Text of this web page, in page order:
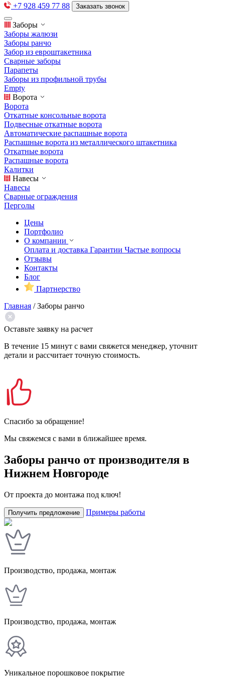
+7 928 459 77 88 Заказать звонок
Заборы
Заборы жалюзи
Заборы ранчо
Забор из евроштакетника
Сварные заборы
Парапеты
Заборы из профильной трубы
Empty
Ворота
Ворота
Откатные консольные ворота
Подвесные откатные ворота
Автоматические распашные ворота
Распашные ворота из металлического штакетника
Откатные ворота
Распашные ворота
Калитки
Навесы
Навесы
Сварные ограждения
Перголы
Цены
Портфолио
О компании
Оплата и доставка Гарантии Частые вопросы
Отзывы
Контакты
Блог
Партнерство
Главная /Заборы ранчо
Оставьте заявку на расчет
В течение 15 минут с вами свяжется менеджер, уточнит
детали и рассчитает точную стоимость.
Спасибо за обращение!
Мы свяжемся с вами в ближайшее время.
Заборы ранчо от производителя в
Нижнем Новгороде
От проекта до монтажа под ключ!
Получить предложение Примеры работы
Производство, продажа, монтаж
Производство, продажа, монтаж
Уникальное порошковое покрытие